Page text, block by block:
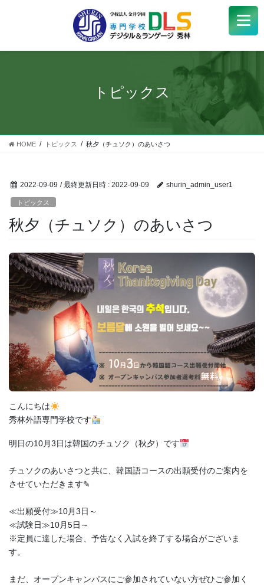
学校紹介+
受験生+
学生サポート
アクセス
お問い合わせ
資料請求
OPENキャンパス
トピックス
HOME トピックス 秋夕（チュソク）のあいさつ
2022-09-09 / 最終更新日時 : 2022-09-09 shurin_admin_user1
トピックス
秋夕（チュソク）のあいさつ
こんにちは
秀林外語専門学校です
明日の10月3日は韓国のチュソク（秋夕）です
チュソクのあいさつと共に、韓国語コースの出願受付のご案内を
させていただきます✎
≪出願受付≫10月3日～
≪試験日≫10月5日～
※定員に達した場合、予告なく入試を終了する場合がございま
す。
まだ、オープンキャンパスにご参加されていない方ぜひご参加く